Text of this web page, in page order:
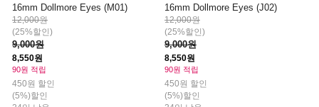
16mm Dollmore Eyes (M01)
12,000원
(25%할인)
9,000원
8,550원
90원 적립
450원 할인
(5%)할인
16mm Dollmore Eyes (J02)
12,000원
(25%할인)
9,000원
8,550원
90원 적립
450원 할인
(5%)할인